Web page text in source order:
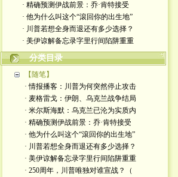
· 精确预测伊战前景：乔·肯特接受
· 他为什么叫这个“滾回你的出生地”
· 川普若想全身而退还有多少选择？
· 美伊谅解备忘录字里行间陷阱重重
分类目录
【随笔】
· 情报播客：川普为何突然停止攻击
· 麦格雷戈：伊朗、乌克兰战争结局
· 米尔斯海默：乌克兰已沦为实质内
· 精确预测伊战前景：乔·肯特接受
· 他为什么叫这个“滾回你的出生地”
· 川普若想全身而退还有多少选择？
· 美伊谅解备忘录字里行间陷阱重重
· 250周年，川普唯独对谁宣战？（